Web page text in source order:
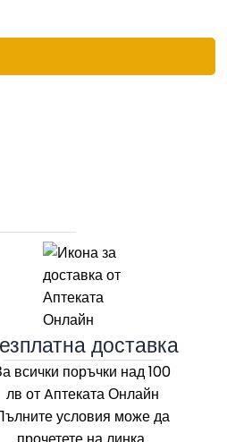
доставка
всички поръчки над 100
лв от Aптеката Онлайн
условия може да